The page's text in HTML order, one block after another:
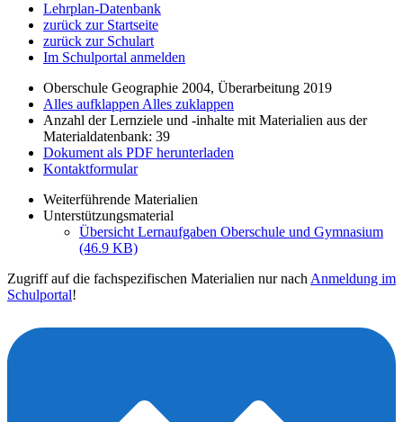
Lehrplan-Datenbank
zurück zur Startseite
zurück zur Schulart
Im Schulportal anmelden
Oberschule Geographie 2004, Überarbeitung 2019
Alles aufklappen Alles zuklappen
Anzahl der Lernziele und -inhalte mit Materialien aus der
Materialdatenbank: 39
Dokument als PDF herunterladen
Kontaktformular
Weiterführende Materialien
Unterstützungsmaterial
Übersicht Lernaufgaben Oberschule und Gymnasium
(46.9 KB)
Zugriff auf die fachspezifischen Materialien nur nach Anmeldung im
Schulportal!